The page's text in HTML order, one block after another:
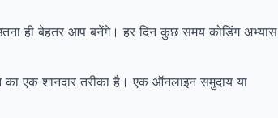
ही बेहतर आप बनेंगे। हर दिन कुछ समय कोडिंग अभ्यास
एक शानदार तरीका है। एक ऑनलाइन समुदाय या